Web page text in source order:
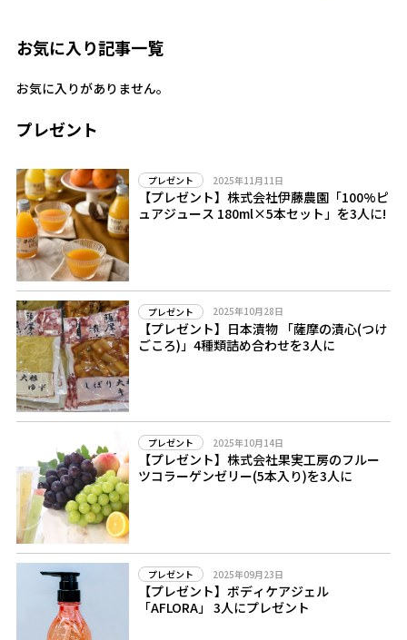
お気に入り記事一覧
お気に入りがありません。
プレゼント
プレゼント 2025年11月11日
【プレゼント】株式会社伊藤農園「100%ピ
ュアジュース 180ml×5本セット」を3人に!
プレゼント 2025年10月28日
【プレゼント】日本漬物 「薩摩の漬心(つけ
ごころ)」4種類詰め合わせを3人に
プレゼント 2025年10月14日
【プレゼント】株式会社果実工房のフルー
ツコラーゲンゼリー(5本入り)を3人に
プレゼント 2025年09月23日
【プレゼント】ボディケアジェル
「AFLORA」 3人にプレゼント